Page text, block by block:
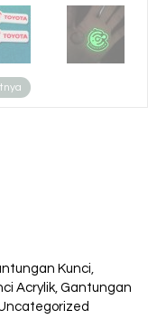
Kunci,
Acrylik, Gantungan